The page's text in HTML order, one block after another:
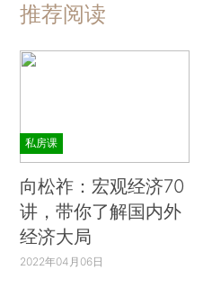
推荐阅读
私房课
向松祚：宏观经济70
讲，带你了解国内外
经济大局
2022年04月06日